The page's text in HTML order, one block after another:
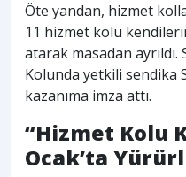
Öte yandan, hizmet
11 hizmet kolu
atarak masadan ayrıldı.
Kolunda yetkili sendika
kazanıma imza attı.
“Hizmet Kolu
Ocak’ta